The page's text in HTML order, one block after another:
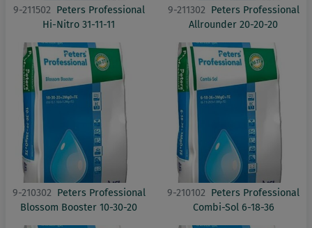
9-211502 Peters Professional
Hi-Nitro 31-11-11
9-211302 Peters Professional
Allrounder 20-20-20
9-210302 Peters Professional
Blossom Booster 10-30-20
9-210102 Peters Professional
Combi-Sol 6-18-36